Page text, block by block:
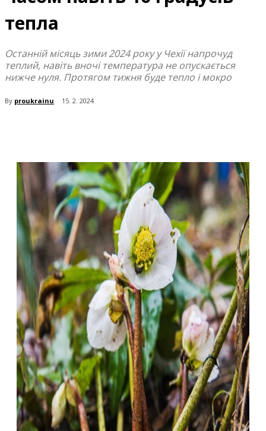
тепла
Останній місяць зими 2024 року у Чехії напрочуд
теплий, навіть вночі температура не опускається
нижче нуля. Протягом тижня буде тепло і мокро
By proukrainu 15. 2. 2024